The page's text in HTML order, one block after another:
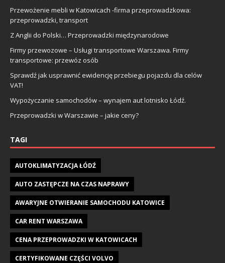
Przewożenie mebli w Katowicach -firma przeprowadzkowa:
przeprowadzki, transport
Z Anglii do Polski… Przeprowadzki międzynarodowe
Firmy przewozowe – Usługi transportowe Warszawa. Firmy
transportowe: przewóz osób
Sprawdź jak usprawnić ewidencję przebiegu pojazdu dla celów
VAT!
Wypożyczanie samochodów – wynajem aut lotnisko Łódź.
Przeprowadzki w Warszawie – jakie ceny?
TAGI
AUTOKLIMATYZACJA ŁÓDŹ
AUTO ZASTĘPCZE NA CZAS NAPRAWY
AWARYJNE OTWIERANIE SAMOCHODU KATOWICE
CAR RENT WARSZAWA
CENA PRZEPROWADZKI W KATOWICACH
CERTYFIKOWANE CZĘŚCI VOLVO